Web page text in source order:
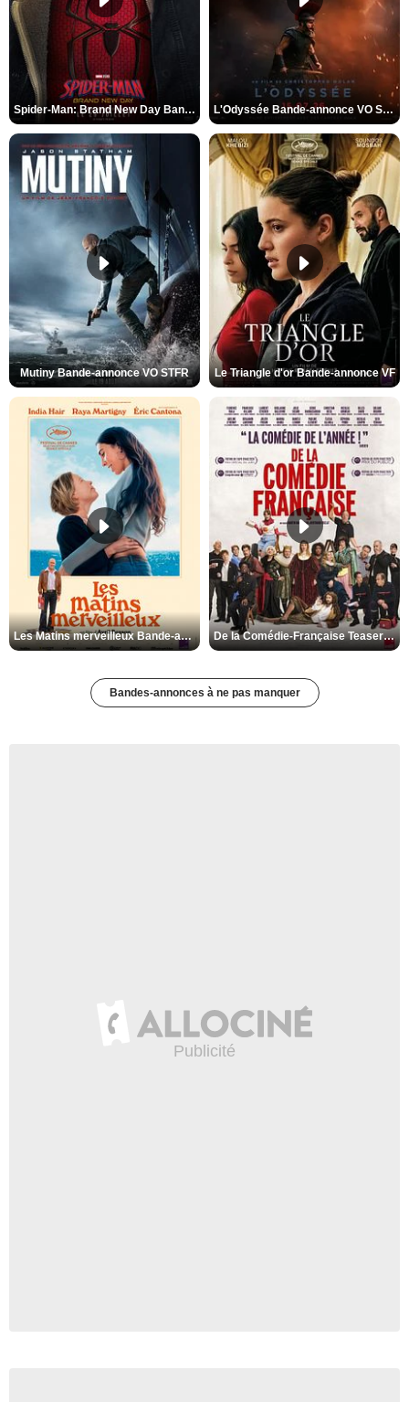
Spider-Man: Brand New Day Bande-annonce VO STFR L'Odyssée Bande-annonce VO STFR
Mutiny Bande-annonce VO STFR Le Triangle d'or Bande-annonce VF
Les Matins merveilleux Bande-annonce VF De la Comédie-Française Teaser VF
Bandes-annonces à ne pas manquer